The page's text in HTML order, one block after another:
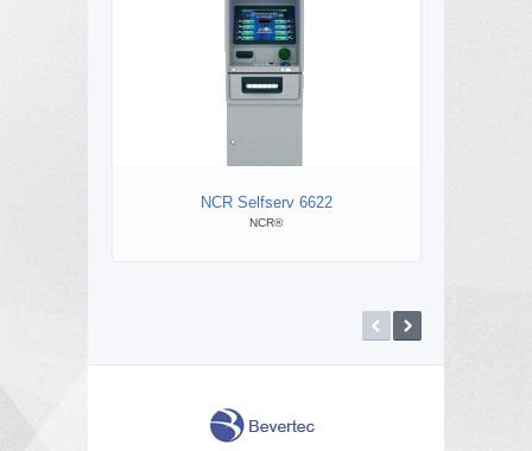
NCR Selfserv 6622
NCR®